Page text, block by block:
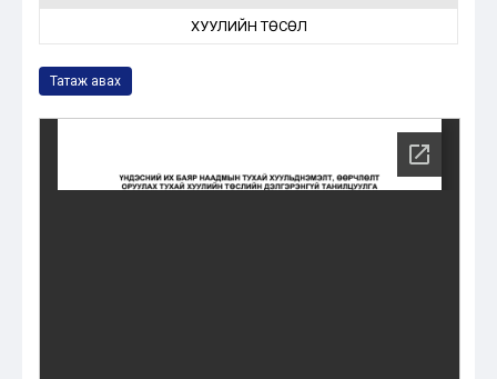
ХУУЛИЙН ТӨСӨЛ
Татаж авах